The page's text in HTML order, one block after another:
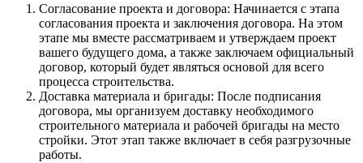
Согласование проекта и договора: Начинается с этапа
согласования проекта и заключения договора. На этом
этапе мы вместе рассматриваем и утверждаем проект
вашего будущего дома, а также заключаем официальный
договор, который будет являться основой для всего
процесса строительства.
Доставка материала и бригады: После подписания
договора, мы организуем доставку необходимого
строительного материала и рабочей бригады на место
стройки. Этот этап также включает в себя разгрузочные
работы.